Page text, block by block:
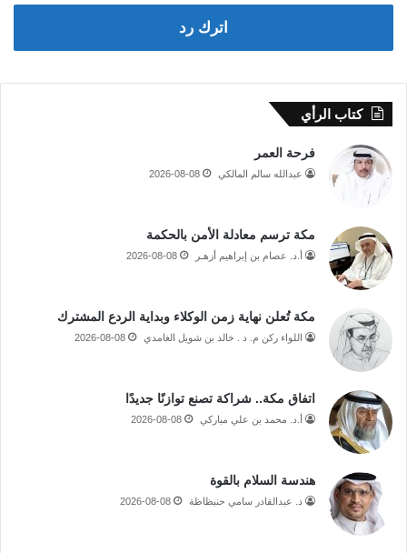
اترك رد
كتاب الرأي
فرحة العمر
عبدالله سالم المالكي 2026-08-08
مكة ترسم معادلة الأمن بالحكمة
أ.د. عصام بن إبراهيم أزهـر 2026-08-08
مكة تُعلن نهاية زمن الوكلاء وبداية الردع المشترك
اللواء ركن م. د . خالد بن شويل الغامدي 2026-08-08
اتفاق مكة.. شراكة تصنع توازنًا جديدًا
أ.د. محمد بن علي مباركي 2026-08-08
هندسة السلام بالقوة
د. عبدالقادر سامي حنبظاظة 2026-08-08